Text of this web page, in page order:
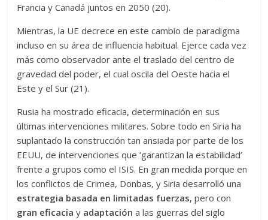
Francia y Canadá juntos en 2050 (20).
Mientras, la UE decrece en este cambio de paradigma
incluso en su área de influencia habitual. Ejerce cada vez
más como observador ante el traslado del centro de
gravedad del poder, el cual oscila del Oeste hacia el
Este y el Sur (21).
Rusia ha mostrado eficacia, determinación en sus
últimas intervenciones militares. Sobre todo en Siria ha
suplantado la construcción tan ansiada por parte de los
EEUU, de intervenciones que ‘garantizan la estabilidad’
frente a grupos como el ISIS. En gran medida porque en
los conflictos de Crimea, Donbas, y Siria desarrolló una
estrategia basada en limitadas fuerzas, pero con
gran eficaciay adaptación a las guerras del siglo